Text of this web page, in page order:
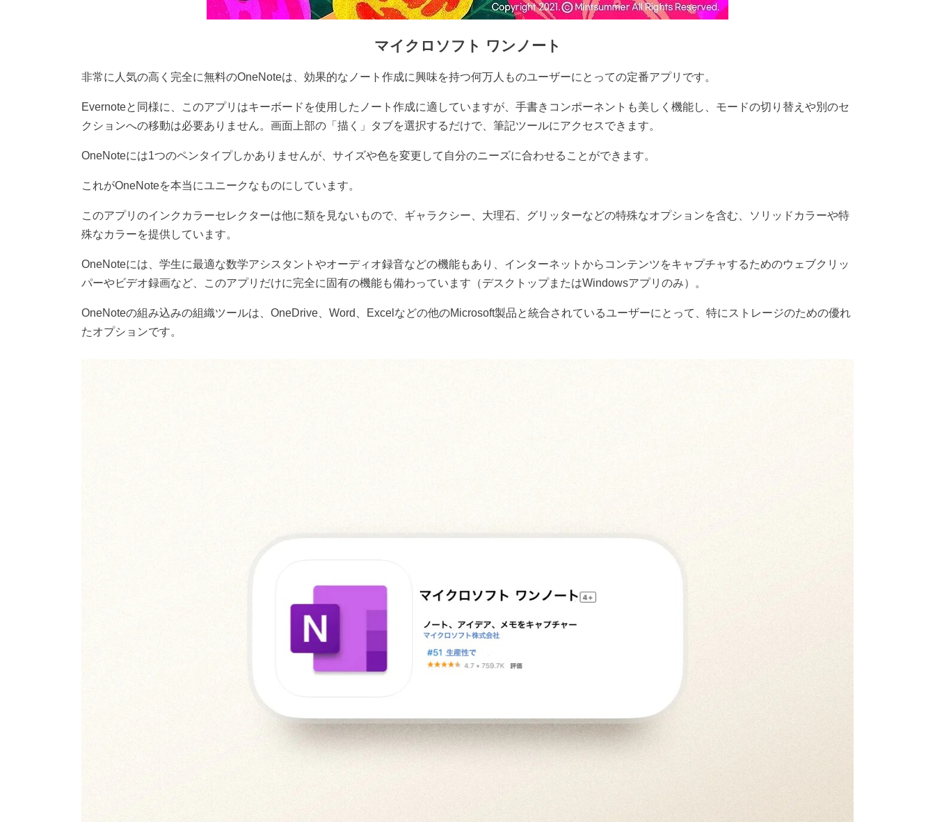
マイクロソフト ワンノート
非常に人気の高く完全に無料のOneNoteは、効果的なノート作成に興味を持つ何万人ものユーザーにとっての定番アプリです。
Evernoteと同様に、このアプリはキーボードを使用したノート作成に適していますが、手書きコンポーネントも美しく機能し、モードの切り替えや別のセ
クションへの移動は必要ありません。画面上部の「描く」タブを選択するだけで、筆記ツールにアクセスできます。
OneNoteには1つのペンタイプしかありませんが、サイズや色を変更して自分のニーズに合わせることができます。
これがOneNoteを本当にユニークなものにしています。
このアプリのインクカラーセレクターは他に類を見ないもので、ギャラクシー、大理石、グリッターなどの特殊なオプションを含む、ソリッドカラーや特
殊なカラーを提供しています。
OneNoteには、学生に最適な数学アシスタントやオーディオ録音などの機能もあり、インターネットからコンテンツをキャプチャするためのウェブクリッ
パーやビデオ録画など、このアプリだけに完全に固有の機能も備わっています（デスクトップまたはWindowsアプリのみ）。
OneNoteの組み込みの組織ツールは、 OneDrive Word Excel などの他のMicrosoft製品と統合されているユーザーにとって、特にストレージのための優れ
たオプションです。